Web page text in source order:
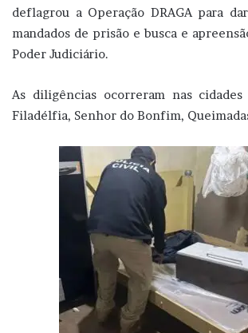
deflagrou a Operação DRAGA para
mandados de prisão e busca e
Poder Judiciário.
As diligências ocorreram nas
Filadélfia, Senhor do Bonfim,